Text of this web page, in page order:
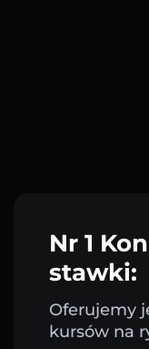
Nr 1
stawki:
Oferujemy
kursów na